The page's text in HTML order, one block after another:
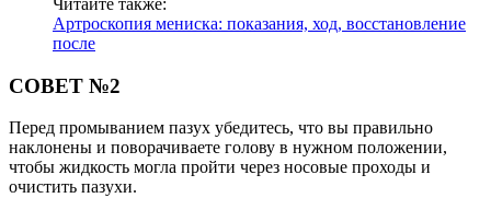
Читайте также:
Артроскопия мениска: показания, ход, восстановление
после
СОВЕТ №2
Перед промыванием пазух убедитесь, что вы правильно
наклонены и поворачиваете голову в нужном положении,
чтобы жидкость могла пройти через носовые проходы и
очистить пазухи.